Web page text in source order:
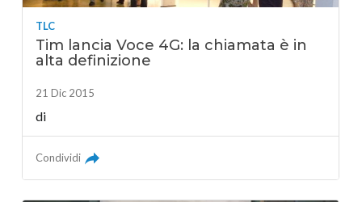
TLC
Tim lancia Voce 4G: la chiamata è in
alta definizione
21 Dic 2015
di
Condividi